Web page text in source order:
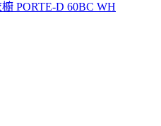
PORTE-D 60BC WH